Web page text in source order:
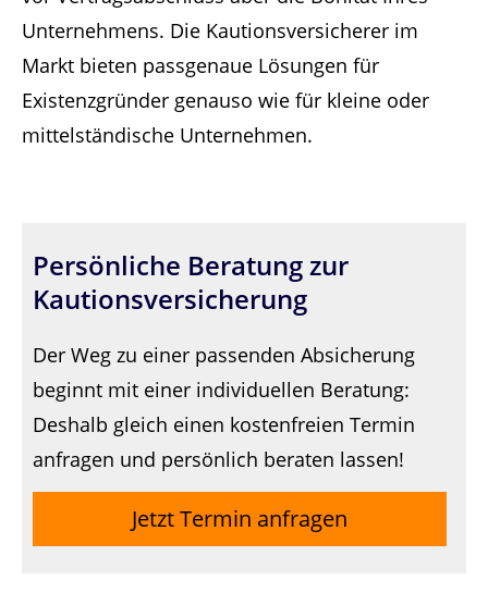
Unternehmens. Die Kautionsversicherer im
Markt bieten passgenaue Lösungen für
Existenzgründer genauso wie für kleine oder
mittelständische Unternehmen.
Persönliche Beratung zur
Kautionsversicherung
Der Weg zu einer passenden Absicherung
beginnt mit einer individuellen Beratung:
Deshalb gleich einen kostenfreien Termin
anfragen und persönlich beraten lassen!
Jetzt Termin anfragen